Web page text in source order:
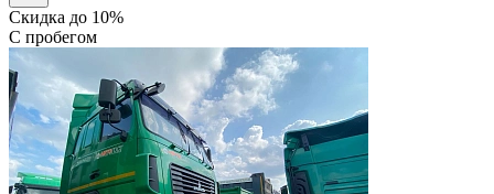
Скидка до 10%
С пробегом